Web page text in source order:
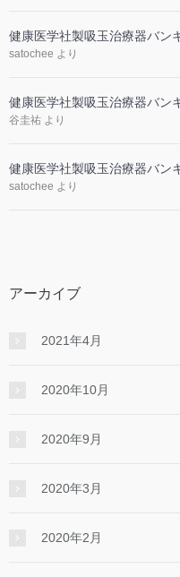
健康医学社製吸玉治療器バン
satochee より
健康医学社製吸玉治療器バン
谷圭祐 より
健康医学社製吸玉治療器バン
satochee より
アーカイブ
2021年4月
2020年10月
2020年9月
2020年3月
2020年2月